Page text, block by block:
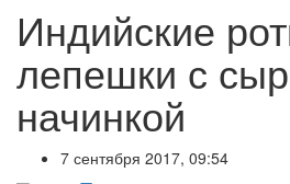
Индийские
лепешки с
начинкой
7 сентября 2017, 09:54